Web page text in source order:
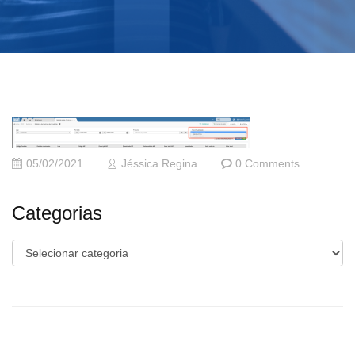
05/02/2021 Jéssica Regina 0 Comments
Categorias
Categorias